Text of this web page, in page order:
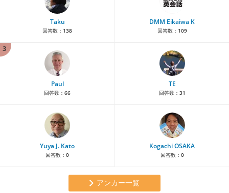
Taku
回答数： 138
DMM Eikaiwa K
回答数： 109
3
Paul
回答数： 66
TE
回答数： 31
Yuya J. Kato
回答数： 0
Kogachi OSAKA
回答数： 0
アンカー一覧